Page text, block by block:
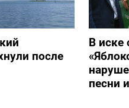
после
В иске
песни